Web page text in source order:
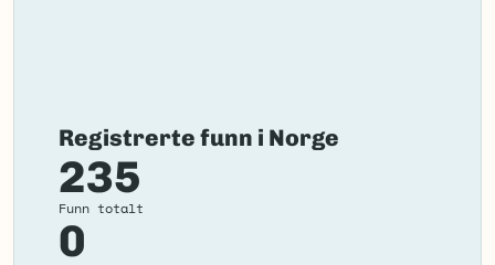
Registrerte funn i Norge
235
Funn totalt
0